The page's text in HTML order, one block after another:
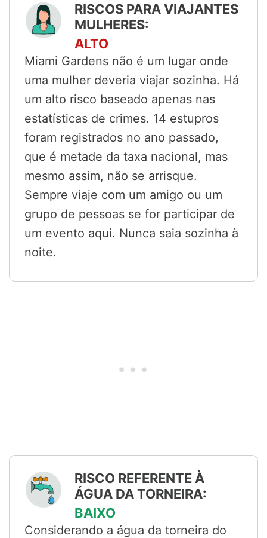
RISCOS PARA VIAJANTES
MULHERES:
ALTO
Miami Gardens não é um lugar onde
uma mulher deveria viajar sozinha. Há
um alto risco baseado apenas nas
estatísticas de crimes. 14 estupros
foram registrados no ano passado,
que é metade da taxa nacional, mas
mesmo assim, não se arrisque.
Sempre viaje com um amigo ou um
grupo de pessoas se for participar de
um evento aqui. Nunca saia sozinha à
noite.
RISCO REFERENTE À
ÁGUA DA TORNEIRA:
BAIXO
Considerando a água da torneira do